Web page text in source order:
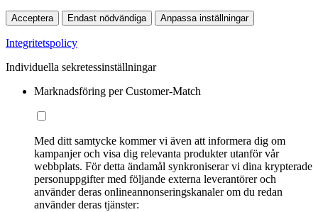
Acceptera Endast nödvändiga Anpassa inställningar
Integritetspolicy
Individuella sekretessinställningar
Marknadsföring per Customer-Match
Med ditt samtycke kommer vi även att informera dig om
kampanjer och visa dig relevanta produkter utanför vår
webbplats. För detta ändamål synkroniserar vi dina krypterade
personuppgifter med följande externa leverantörer och
använder deras onlineannonseringskanaler om du redan
använder deras tjänster: